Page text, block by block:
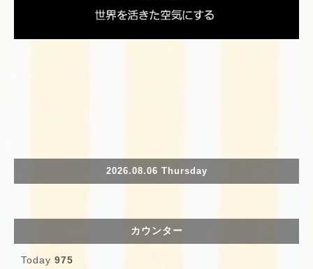
2026.08.06 Thursday
カウンター
Today 975